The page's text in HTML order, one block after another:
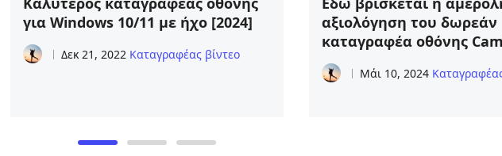
για Windows 10/11 με ήχο [2024]
Δεκ 21, 2022 Καταγραφέας βίντεο
αξιολόγηση του δωρεάν
καταγραφέα οθόνης
Μάι 10, 2024